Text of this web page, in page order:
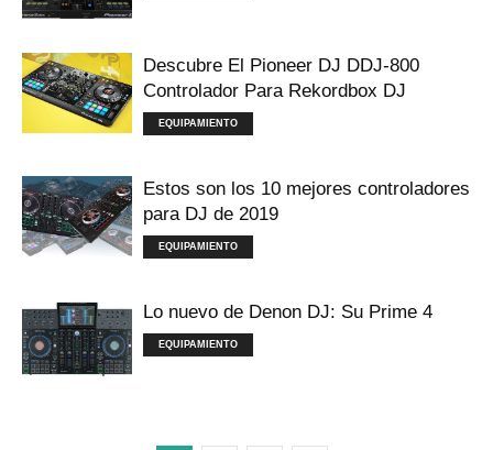
Descubre El Pioneer DJ DDJ-800
Controlador Para Rekordbox DJ
EQUIPAMIENTO
Estos son los 10 mejores controladores
para DJ de 2019
EQUIPAMIENTO
Lo nuevo de Denon DJ: Su Prime 4
EQUIPAMIENTO